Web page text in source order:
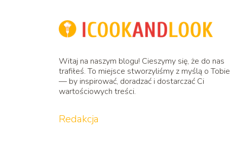
Witaj na naszym blogu! Cieszymy się, że do nas
trafiłeś. To miejsce stworzyliśmy z myślą o Tobie
— by inspirować, doradzać i dostarczać Ci
wartościowych treści.
Redakcja